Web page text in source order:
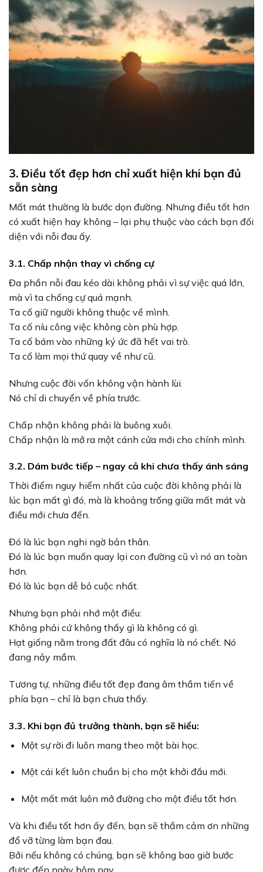
3. Điều tốt đẹp hơn chỉ xuất hiện khi bạn đủ
sẵn sàng
Mất mát thường là bước dọn đường. Nhưng điều tốt hơn
có xuất hiện hay không – lại phụ thuộc vào cách bạn đối
diện với nỗi đau ấy.
3.1. Chấp nhận thay vì chống cự
Đa phần nỗi đau kéo dài không phải vì sự việc quá lớn,
mà vì ta chống cự quá mạnh.
Ta cố giữ người không thuộc về mình.
Ta cố níu công việc không còn phù hợp.
Ta cố bám vào những ký ức đã hết vai trò.
Ta cố làm mọi thứ quay về như cũ.
Nhưng cuộc đời vốn không vận hành lùi.
Nó chỉ di chuyển về phía trước.
Chấp nhận không phải là buông xuôi.
Chấp nhận là mở ra một cánh cửa mới cho chính mình.
3.2. Dám bước tiếp – ngay cả khi chưa thấy ánh sáng
Thời điểm nguy hiểm nhất của cuộc đời không phải là
lúc bạn mất gì đó, mà là khoảng trống giữa mất mát và
điều mới chưa đến.
Đó là lúc bạn nghi ngờ bản thân.
Đó là lúc bạn muốn quay lại con đường cũ vì nó an toàn
hơn.
Đó là lúc bạn dễ bỏ cuộc nhất.
Nhưng bạn phải nhớ một điều:
Không phải cứ không thấy gì là không có gì.
Hạt giống nằm trong đất đâu có nghĩa là nó chết. Nó
đang nảy mầm.
Tương tự, những điều tốt đẹp đang âm thầm tiến về
phía bạn – chỉ là bạn chưa thấy.
3.3. Khi bạn đủ trưởng thành, bạn sẽ hiểu:
Một sự rời đi luôn mang theo một bài học.
Một cái kết luôn chuẩn bị cho một khởi đầu mới.
Một mất mát luôn mở đường cho một điều tốt hơn.
Và khi điều tốt hơn ấy đến, bạn sẽ thầm cảm ơn những
đổ vỡ từng làm bạn đau.
Bởi nếu không có chúng, bạn sẽ không bao giờ bước
được đến ngày hôm nay.